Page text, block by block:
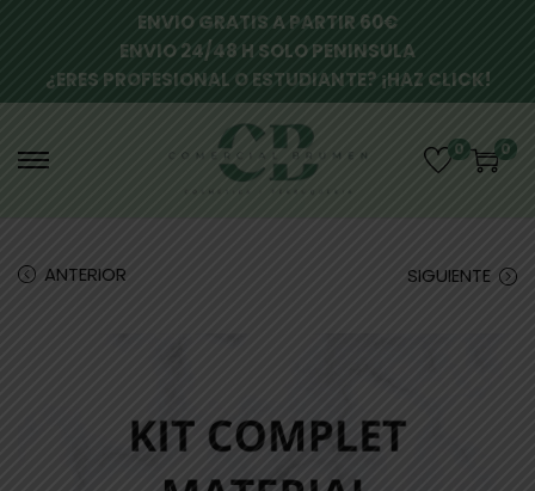
ENVIO GRATIS A PARTIR 60€
ENVIO 24/48 H SOLO PENINSULA
¿ERES PROFESIONAL O ESTUDIANTE? ¡HAZ CLICK!
0 0
ANTERIOR SIGUIENTE